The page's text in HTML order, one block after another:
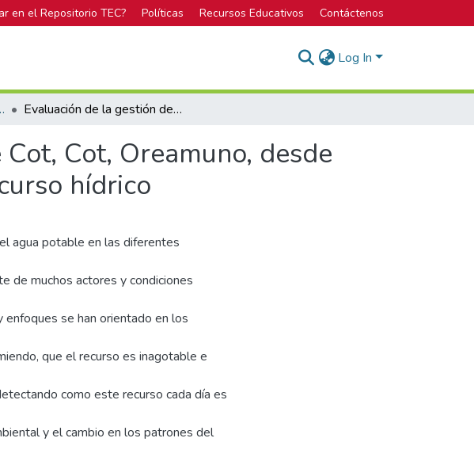
en el Repositorio TEC? Políticas Recursos Educativos Contáctenos
Log In
Evaluación de la gestión de la ASADA de Cot, Cot, Oreamuno, desde una perspectiva del uso sostenible del recurso hídrico
Cot, Oreamuno, desde
hídrico
agua potable en las diferentes
de muchos actores y condiciones
se han orientado en los
que el recurso es inagotable e
como este recurso cada día es
y el cambio en los patrones del